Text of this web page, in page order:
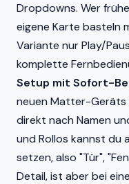
Dropdowns. Wer
eigene Karte basteln
Variante nur Play/
komplette
Setup mit Sofort-
neuen Matter-
direkt nach Namen
und Rollos kannst du
setzen, also "Tür",
Detail, ist aber bei